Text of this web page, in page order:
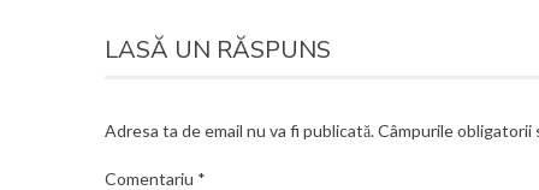
LASĂ UN RĂSPUNS
Adresa ta de email nu va fi publicată.Câmpurile
Comentariu *